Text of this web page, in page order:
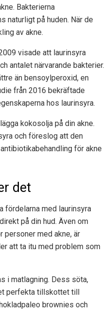
Bakterierna
naturligt på huden. När de
av akne.
visade att laurinsyra
antalet närvarande bakterier.
än bensoylperoxid, en
från 2016 bekräftade
hos laurinsyra.
kokosolja på din akne.
och föreslog att den
för akne
det
fördelarna med laurinsyra
på din hud. Även om
personer med akne, är
att ta itu med problem som
i matlagning. Dess söta,
perfekta tillskottet till
brownies och